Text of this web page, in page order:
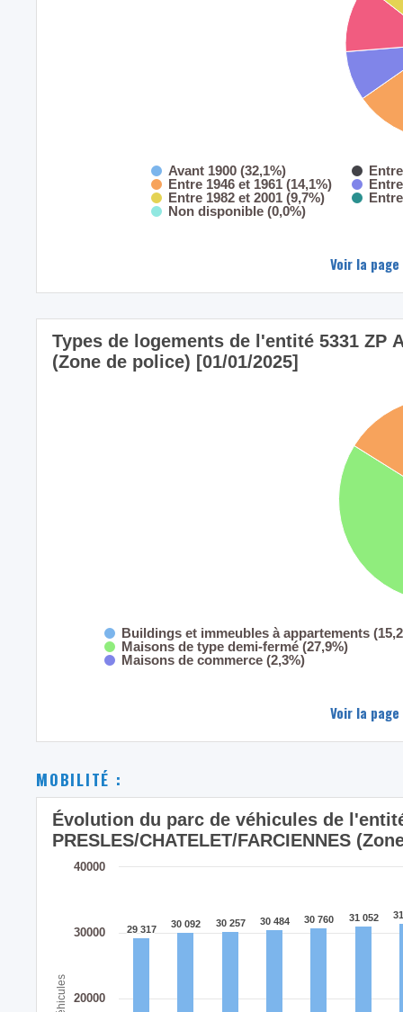
Avant 1900 (32,1%)
Entre 1946 et 1961 (14,1%)
Entre 1982 et 2001 (9,7%)
Non disponible (0,0%)
Voir la
Types de logements de l'entité 5331 ZP
(Zone de police) [01/01/2025]
Buildings et immeubles à appartements
Maisons de type demi-fermé (27,9%)
Maisons de commerce (2,3%)
Voir la
MOBILITÉ :
Véhicules
Évolution du parc de véhicules de
PRESLES/CHATELET/FARCIENNES
20000
30000
40000
29 317
29 317 30 092
30 092 30 257
30 257 30 484
30 484 30 760
30 760 31 052
31 052